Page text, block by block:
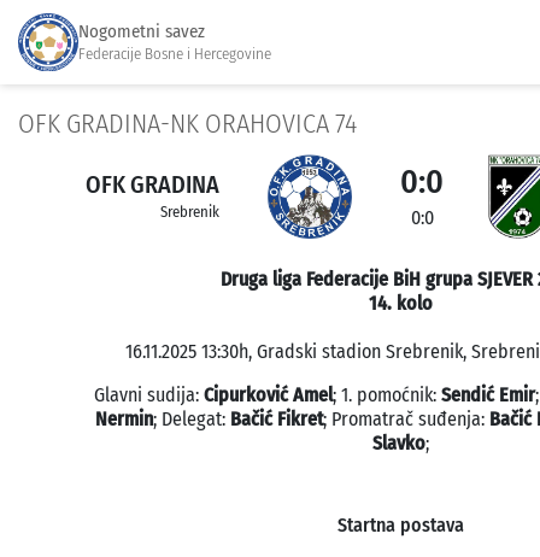
Nogometni savez
Federacije Bosne i Hercegovine
OFK GRADINA-NK ORAHOVICA 74
OFK GRADINA
Srebrenik
0:0
0:0
Druga liga Federacije BiH grupa SJEVER
14. kolo
16.11.2025 13:30h, Gradski stadion Srebrenik,
Glavni sudija: Cipurković Amel; 1. pomoćnik: Sendić Emir
Nermin; Delegat: Bačić Fikret; Promatrač suđenja: Bačić
Slavko;
Startna postava